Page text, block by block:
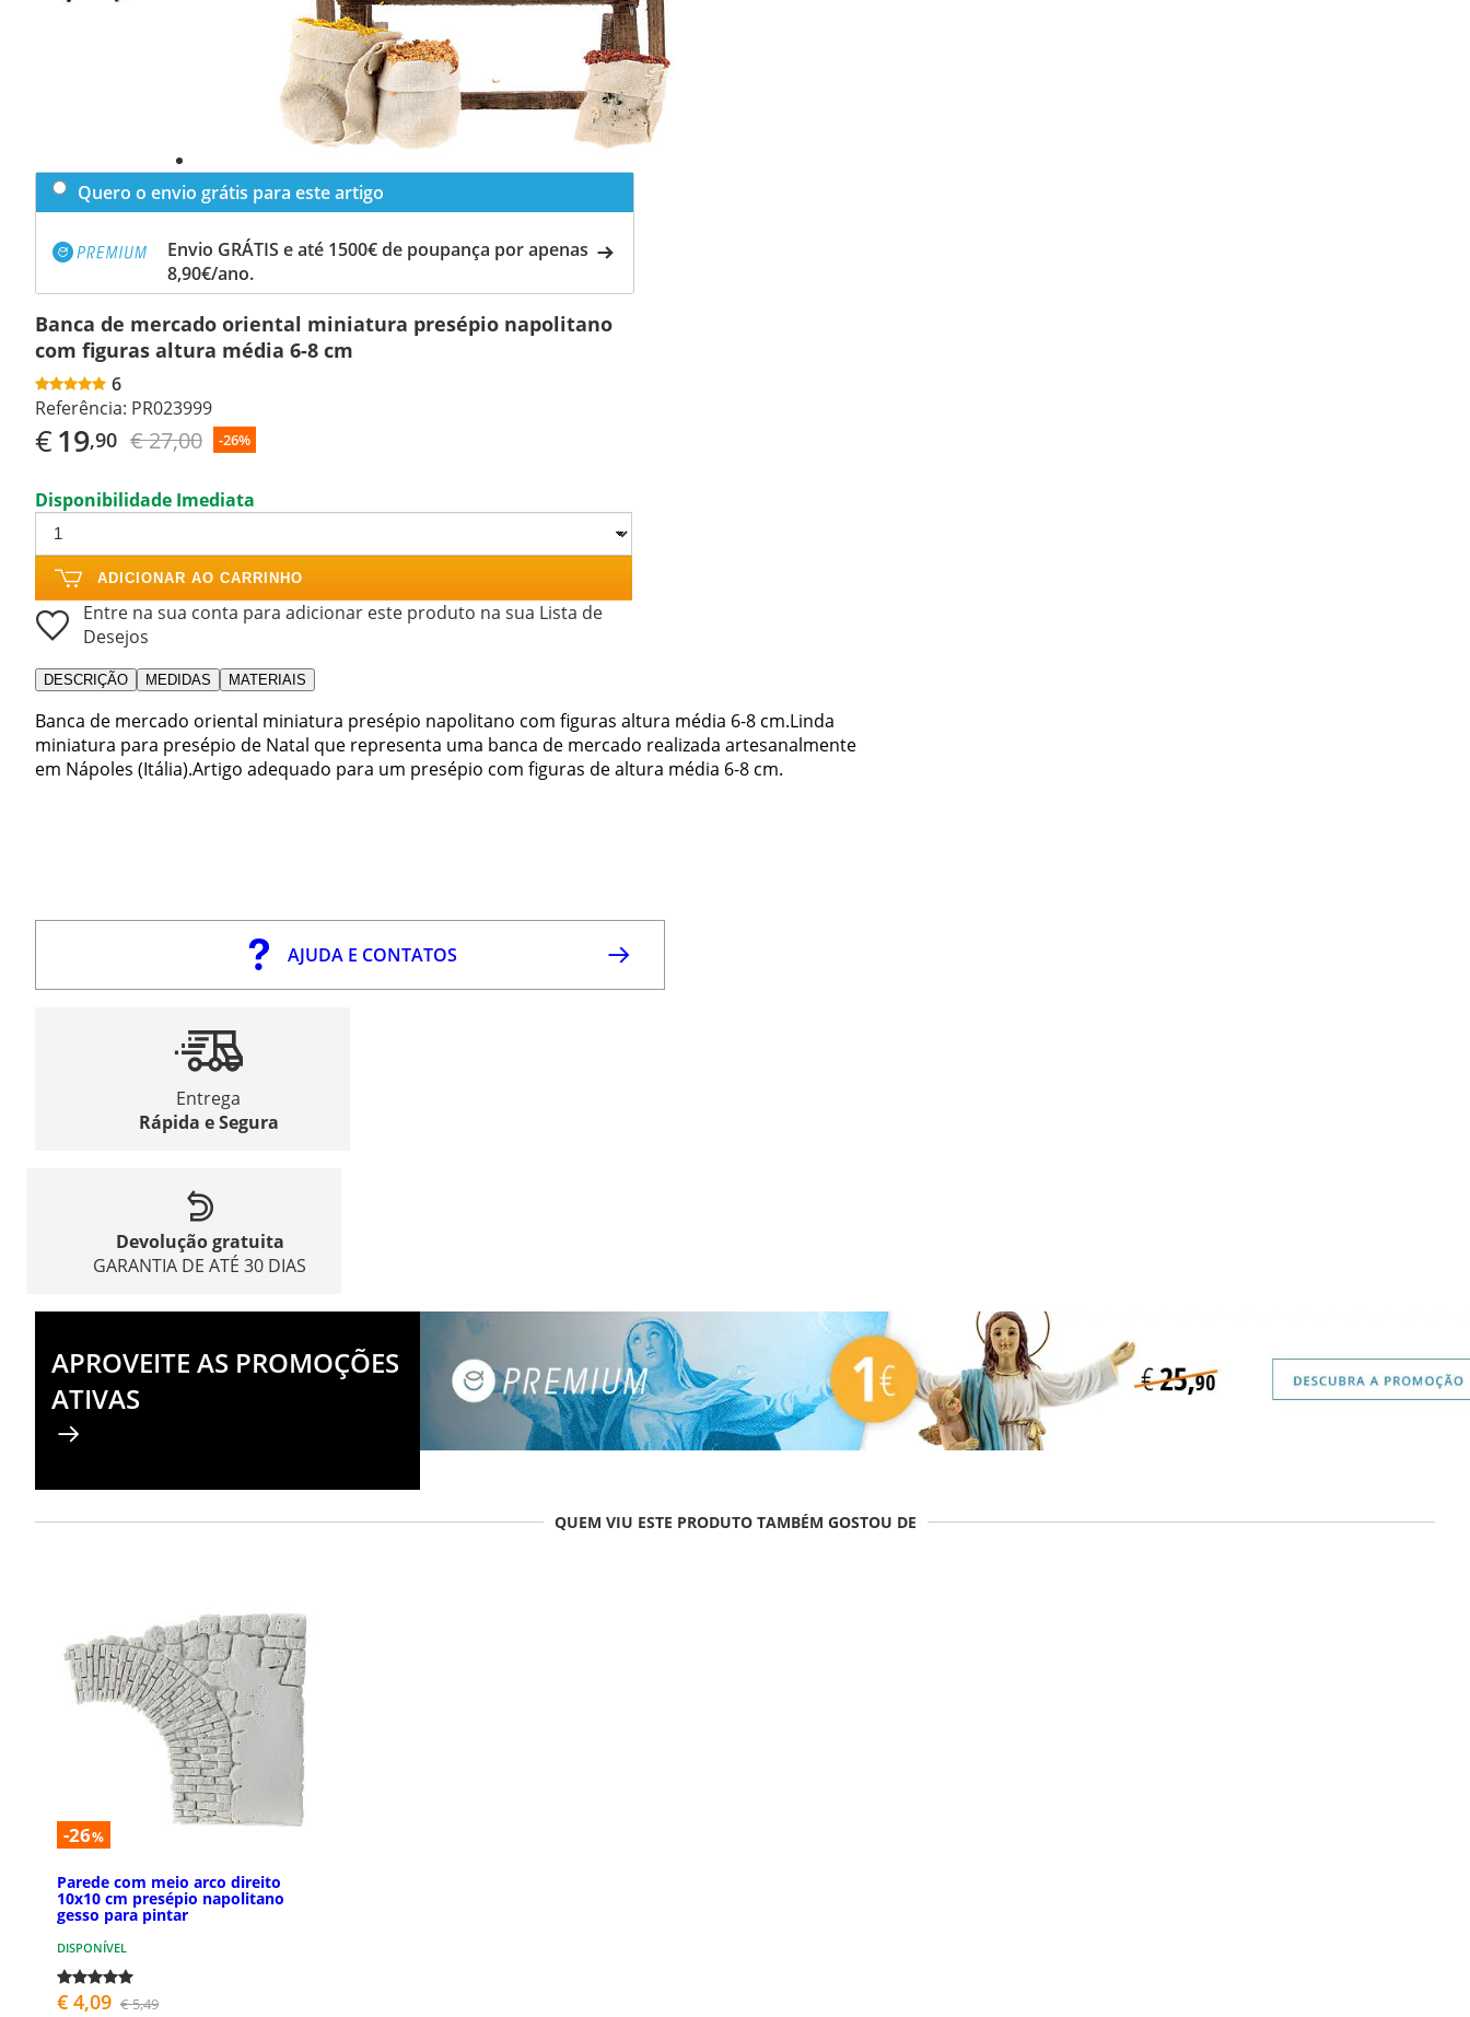
Quero o envio grátis para este artigo
Envio GRÁTIS e até 1500€ de poupança por apenas
8,90€/ano.
Banca de mercado oriental miniatura presépio napolitano
com figuras altura média 6-8 cm
6
Referência: PR023999
€19,90 € 27,00 -26%
Disponibilidade Imediata
ADICIONAR AO CARRINHO
Entre na sua conta para adicionar este produto na sua Lista de
Desejos
DESCRIÇÃO MEDIDAS MATERIAIS
Banca de mercado oriental miniatura presépio napolitano com figuras altura média 6-8 cm.Linda
miniatura para presépio de Natal que representa uma banca de mercado realizada artesanalmente
em Nápoles (Itália).Artigo adequado para um presépio com figuras de altura média 6-8 cm.
AJUDA E CONTATOS
Entrega
Rápida e Segura
Devolução gratuita
GARANTIA DE ATÉ 30 DIAS
APROVEITE AS PROMOÇÕES
ATIVAS
QUEM VIU ESTE PRODUTO TAMBÉM GOSTOU DE
-26%
Parede com meio arco direito
10x10 cm presépio napolitano
gesso para pintar
DISPONÍVEL
€ 4,09 € 5,49